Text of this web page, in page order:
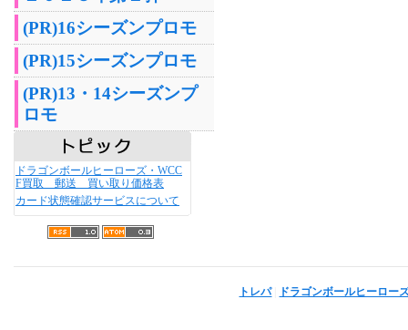
(PR)16シーズンプロモ
(PR)15シーズンプロモ
(PR)13・14シーズンプ
ロモ
ドラゴンボールヒーローズ・WCC
F買取 郵送 買い取り価格表
カード状態確認サービスについて
トレパ| ドラゴンボールヒーロー